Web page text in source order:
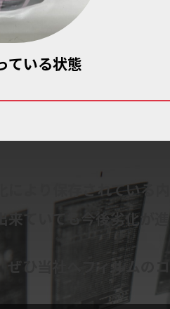
ている状態
により保存されている
来ていても今後劣化が
ぜひ当社へフィルムの